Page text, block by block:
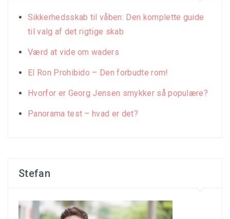
Sikkerhedsskab til våben: Den komplette guide
til valg af det rigtige skab
Værd at vide om waders
El Ron Prohibido – Den forbudte rom!
Hvorfor er Georg Jensen smykker så populære?
Panorama test – hvad er det?
Stefan